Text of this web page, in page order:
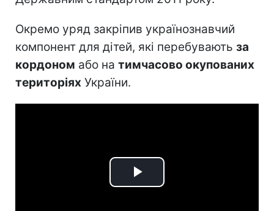
Окремо уряд закріпив українознавчий
компонент для дітей, які перебувають за
кордоном або на тимчасово окупованих
територіях України.
Play